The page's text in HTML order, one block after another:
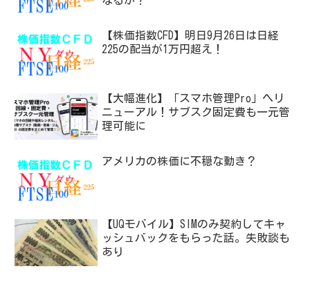
【株価指数CFD】明日9月26日は日経
225の配当が1万円超え！
【大幅進化】「スマホ管理Pro」へリ
ニューアル！サブスク固定費も一元管
理可能に
アメリカの株価に不穏な動き？
【UQモバイル】SIMのみ契約してキャ
ッシュバックをもらった話。失敗談も
あり